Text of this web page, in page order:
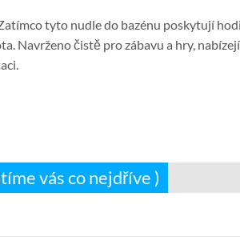
tyto nudle do bazénu poskytují
Navrženo čistě pro zábavu a hry,
vás co nejdříve )